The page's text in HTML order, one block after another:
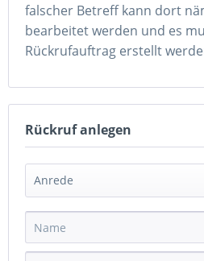
falscher Betreff kann dort
bearbeitet werden und es
Rückrufauftrag erstellt
Rückruf anlegen